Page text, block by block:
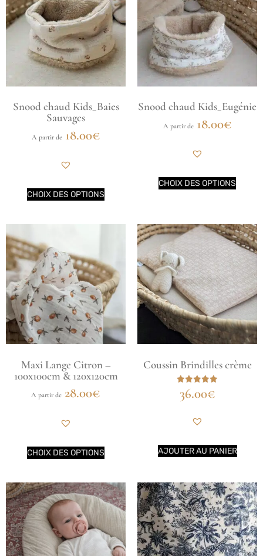
Snood chaud Kids_Baies
Sauvages
A partir de 18.00€
CHOIX DES OPTIONS
Snood chaud Kids_Eugénie
A partir de 18.00€
CHOIX DES OPTIONS
Maxi Lange Citron –
100x100cm & 120x120cm
A partir de 28.00€
CHOIX DES OPTIONS
Coussin Brindilles crème
Note
5.00
36.00€
AJOUTER AU PANIER